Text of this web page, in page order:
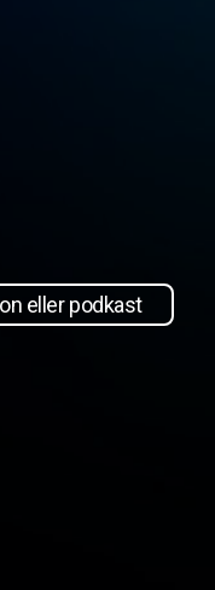
eller podkast